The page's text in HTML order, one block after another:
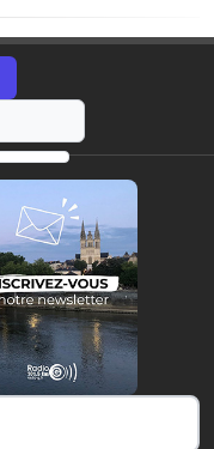
https://radio-g.fr?9108